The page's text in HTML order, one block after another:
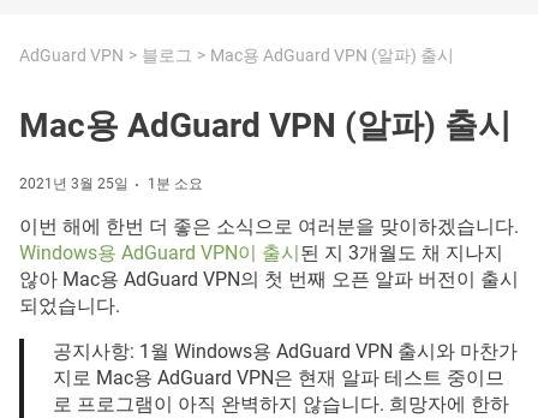
AdGuard VPN 블로그 Mac용 AdGuard VPN (알파) 출시
Mac용 AdGuard VPN (알파) 출시
2021년 3월 25일 1분 소요
이번 해에 한번 더 좋은 소식으로 여러분을 맞이하겠습니다.
Windows용 AdGuard VPN이 출시된 지 3개월도 채 지나지
않아 Mac용 AdGuard VPN의 첫 번째 오픈 알파 버전이 출시
되었습니다.
공지사항: 1월 Windows용 AdGuard VPN 출시와 마찬가
지로 Mac용 AdGuard VPN은 현재 알파 테스트 중이므
로 프로그램이 아직 완벽하지 않습니다. 희망자에 한하